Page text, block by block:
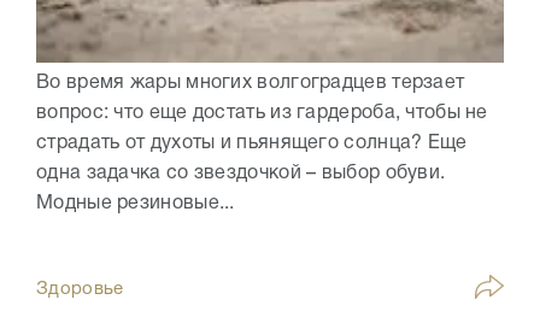
Во время жары многих волгоградцев терзает
вопрос: что еще достать из гардероба, чтобы не
страдать от духоты и пьянящего солнца? Еще
одна задачка со звездочкой – выбор обуви.
Модные резиновые...
Здоровье